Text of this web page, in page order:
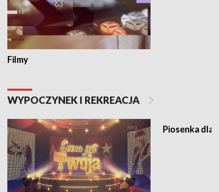
Filmy
WYPOCZYNEK I REKREACJA
Piosenka dla